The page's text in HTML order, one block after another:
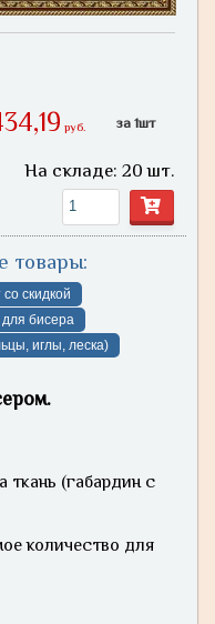
руб. за 1шт
На складе: 20 шт.
товары:
скидкой
бисера
иглы, леска)
ткань (габардин с
количество для